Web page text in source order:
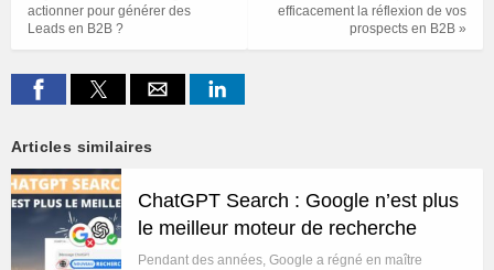
efficacement la réflexion de vos
prospects en B2B »
actionner pour générer des
Leads en B2B ?
Articles similaires
ChatGPT Search : Google n’est plus
le meilleur moteur de recherche
Pendant des années, Google a régné en maître